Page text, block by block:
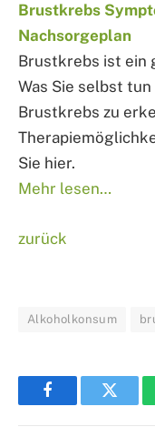
Brustkrebs
Nachsorgeplan
Brustkrebs ist ein
Was Sie selbst
Brustkrebs zu
Sie hier.
Mehr lesen…
zurück
Alkoholkonsum
FacebookTwitter